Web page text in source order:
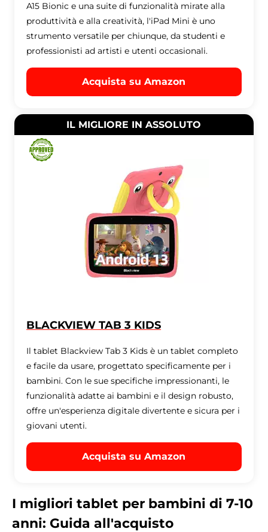
A15 Bionic e una suite di funzionalità mirate alla
produttività e alla creatività, l'iPad Mini è uno
strumento versatile per chiunque, da studenti e
professionisti ad artisti e utenti occasionali.
Acquista su Amazon
IL MIGLIORE IN ASSOLUTO
BLACKVIEW TAB 3 KIDS
Il tablet Blackview Tab 3 Kids è un tablet completo
e facile da usare, progettato specificamente per i
bambini. Con le sue specifiche impressionanti, le
funzionalità adatte ai bambini e il design robusto,
offre un'esperienza digitale divertente e sicura per i
giovani utenti.
Acquista su Amazon
I migliori tablet per bambini di 7-10
anni: Guida all'acquisto